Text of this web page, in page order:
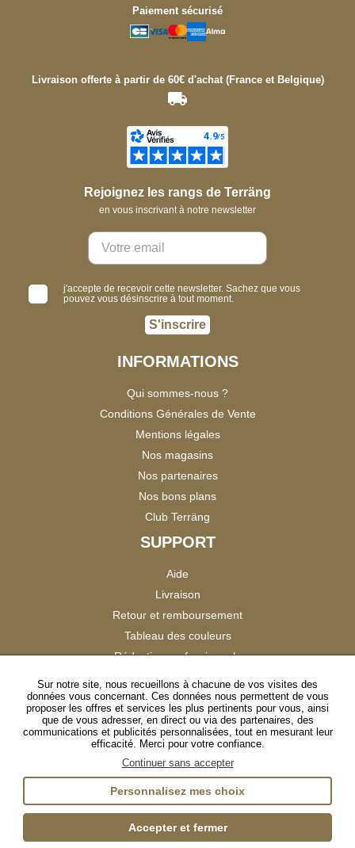
Paiement sécurisé
Livraison offerte à partir de 60€ d'achat (France et Belgique)
Rejoignez les rangs de Terräng
en vous inscrivant à notre newsletter
j'accepte de recevoir cette newsletter. Sachez que vous
pouvez vous désinscrire à tout moment.
S'inscrire
INFORMATIONS
Qui sommes-nous ?
Conditions Générales de Vente
Mentions légales
Nos magasins
Nos partenaires
Nos bons plans
Club Terräng
SUPPORT
Aide
Livraison
Retour et remboursement
Tableau des couleurs
Réduction professionnels
Satisfaction Clients
SUIVEZ-NOUS
InstagramTikTokFacebookYouTubeLinkedIn
Sur notre site, nous recueillons à chacune de vos visites des
données vous concernant. Ces données nous permettent de vous
proposer les offres et services les plus pertinents pour vous, ainsi
que de vous adresser, en direct ou via des partenaires, des
communications et publicités personnalisées, tout en mesurant leur
efficacité. Merci pour votre confiance.
Continuer sans accepter
Personnalisez mes choix
Accepter et fermer